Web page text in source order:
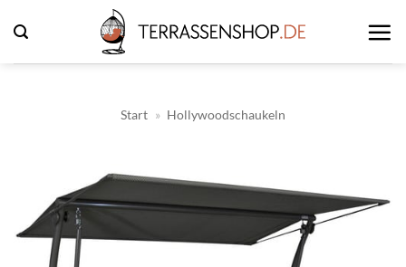
Inhalt
springen
Start » Hollywoodschaukeln